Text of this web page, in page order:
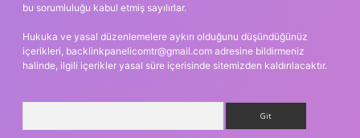
bu sorumluluğu kabul etmiş sayılırlar.
Hukuka ve yasal düzenlemelere aykırı olduğunu düşündüğünüz
içerikleri, backlinkpanelicomtr@gmail.com adresine bildirmeniz
halinde, ilgili içerikler yasal süre içerisinde sitemizden kaldırılacaktır.